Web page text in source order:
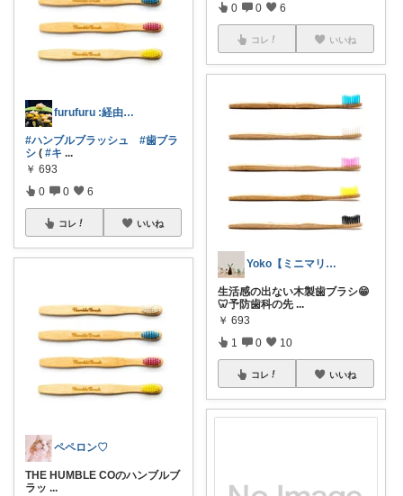
furufuru :経由購入しています♪
#ハンブルブラッシュ
#歯ブラ
シ ( #キ ...
￥ 693
0 0 6
コレ いいね
ペペロン♡
THE HUMBLE COのハンブルブ
ラッ ...
0 0 6
コレ いいね
Yoko【ミニマリスト】5/24🌼
生活感の出ない木製歯ブラシ😁
🦷予防歯科の先 ...
￥ 693
1 0 10
コレ いいね